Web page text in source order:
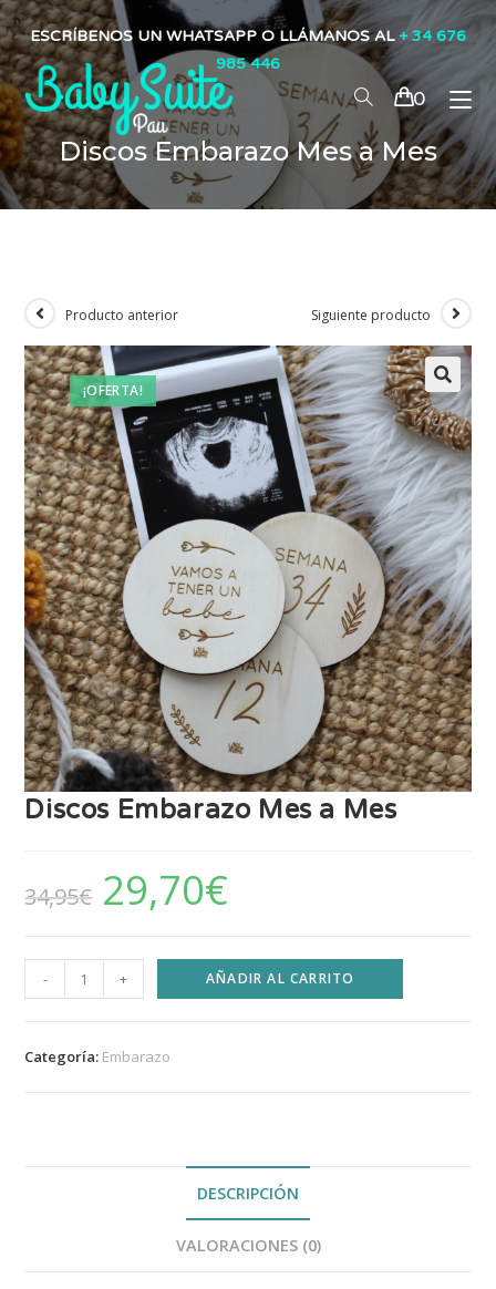
ESCRÍBENOS UN WHATSAPP O LLÁMANOS AL + 34 676
985 446
0
Discos Embarazo Mes a Mes
¡OFERTA!
Producto anterior Siguiente producto
Discos Embarazo Mes a Mes
34,95€ 29,70€
- + AÑADIR AL CARRITO
Categoría: Embarazo
DESCRIPCIÓN
VALORACIONES (0)